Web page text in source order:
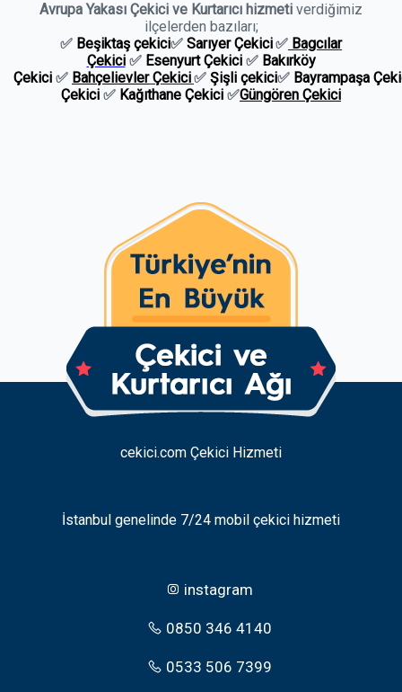
Avrupa Yakası Çekici ve Kurtarıcı hizmeti verdiğimiz
ilçelerden bazıları;
✅ Beşiktaş çekici✅ Sarıyer Çekici✅ Bagcılar
Çekici ✅Esenyurt Çekici ✅Bakırköy
Çekici ✅ BahçelievlerÇekici✅ Şişli çekici✅ Bayrampaşa
Çekici ✅ Kağıthane Çekici ✅Güngören Çekici
cekici.com Çekici Hizmeti
İstanbul genelinde 7/24 mobil çekici hizmeti
instagram
0850 346 4140
0533 506 7399